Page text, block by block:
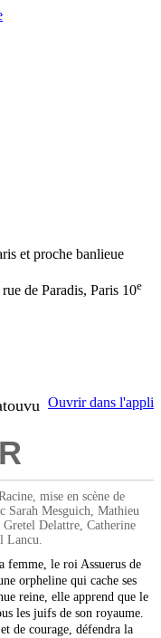
et proche banlieue
de Paradis, Paris 10e
Ouvrir dans l'appli
mise en scène de
Sarah Mesguich, Mathieu
Delattre, Catherine
Lancu.
femme, le roi Assuerus de
orpheline qui cache ses
reine, elle apprend que le
les juifs de son royaume.
de courage, défendra la